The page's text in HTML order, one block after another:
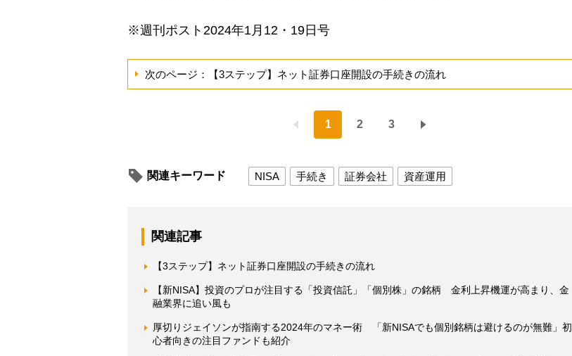
※週刊ポスト2024年1月12・19日号
次のページ：【3ステップ】ネット証券口座開設の手続きの流れ
1 2 3
関連キーワード NISA 手続き 証券会社 資産運用
関連記事
【3ステップ】ネット証券口座開設の手続きの流れ
【新NISA】投資のプロが注目する「投資信託」「個別株」の銘柄 金利上昇機運が高まり、金
融業界に追い風も
厚切りジェイソンが指南する2024年のマネー術 「新NISAでも個別銘柄は避けるのが無難」初
心者向きの注目ファンドも紹介